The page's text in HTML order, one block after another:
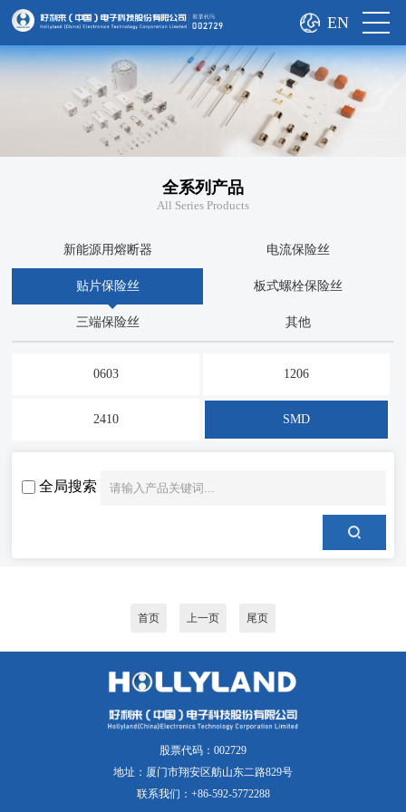
EN
全系列产品
All Series Products
新能源用熔断器 电流保险丝
贴片保险丝 板式螺栓保险丝
三端保险丝 其他
0603 1206
2410 SMD
全局搜索
首页 上一页 尾页
股票代码：002729
地址：厦门市翔安区舫山东二路829号
联系我们：+86-592-5772288